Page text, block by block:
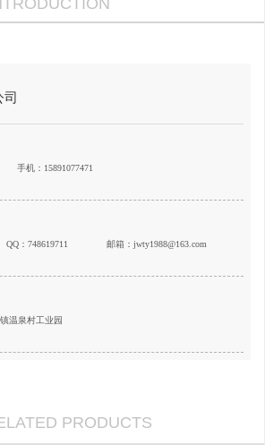
司
手机：15891077471
QQ：748619711 邮箱：jwty1988@163.com
温泉村工业园
PRODUCTS